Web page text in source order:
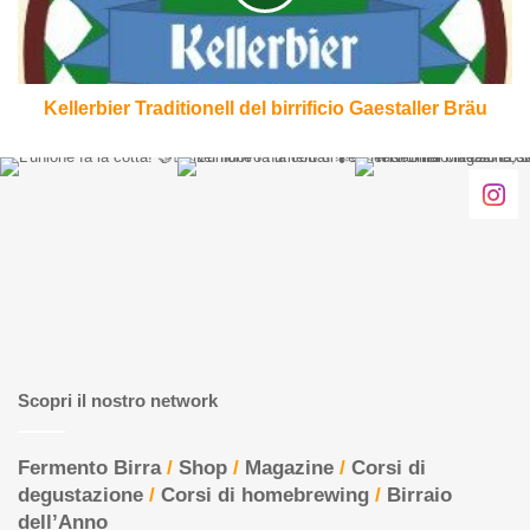
Bräu
Kellerbier Traditionell del birrificio Gaestaller Bräu
Scopri il nostro network
Fermento Birra/ Shop / Magazine / Corsi di
degustazione / Corsi di homebrewing / Birraio
dell’Anno